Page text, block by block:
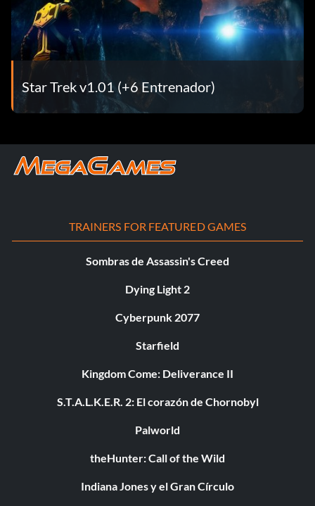
Star Trek v1.01 (+6 Entrenador)
TRAINERS FOR FEATURED GAMES
Sombras de Assassin's Creed
Dying Light 2
Cyberpunk 2077
Starfield
Kingdom Come: Deliverance II
S.T.A.L.K.E.R. 2: El corazón de Chornobyl
Palworld
theHunter: Call of the Wild
Indiana Jones y el Gran Círculo